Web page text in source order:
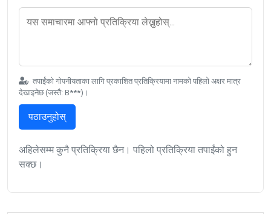
तपाईंको गोपनीयताका लागि प्रकाशित प्रतिक्रियामा नामको पहिलो अक्षर मात्र
देखाइनेछ (जस्तै: B***)।
पठाउनुहोस्
अहिलेसम्म कुनै प्रतिक्रिया छैन। पहिलो प्रतिक्रिया तपाईंको हुन
सक्छ।